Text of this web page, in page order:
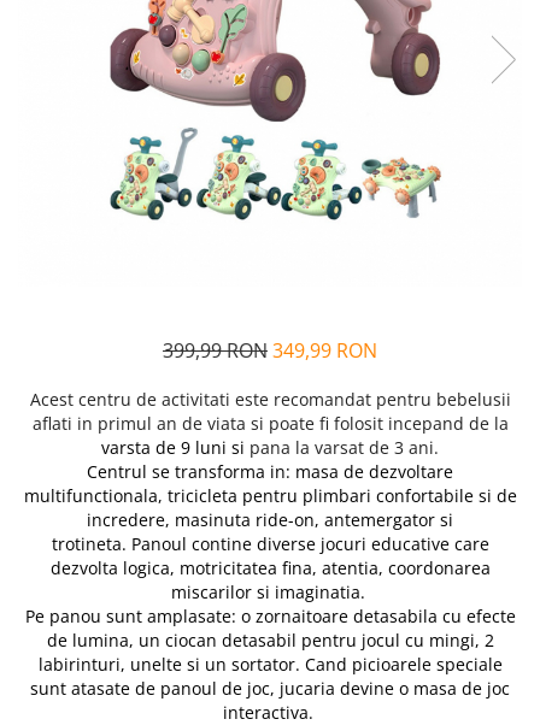
Alfabet si matematica
Jocuri de memorie si inteligenta
Seria Lectia de sanatate
Editura Litera
Editura Galaxia Copiilor
Pisicile Războinice
Colectia Pia Papadia
399,99 RON349,99 RON
Acest centru de activitati este recomandat pentru bebelusii
aflati in primul an de viata si poate fi folosit incepand de la
varsta de 9 luni si pana la varsat de 3 ani.
Centrul se transforma in: masa de dezvoltare
multifunctionala, tricicleta pentru plimbari confortabile si de
incredere, masinuta ride-on, antemergator si
trotineta. Panoul contine diverse jocuri educative care
dezvolta logica, motricitatea fina, atentia, coordonarea
miscarilor si imaginatia.
Pe panou sunt amplasate: o zornaitoare detasabila cu efecte
de lumina, un ciocan detasabil pentru jocul cu mingi, 2
labirinturi, unelte si un sortator. Cand picioarele speciale
sunt atasate de panoul de joc, jucaria devine o masa de joc
interactiva.